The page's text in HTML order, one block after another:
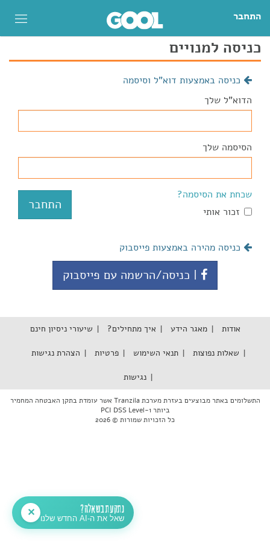
התחבר
כניסה למנויים
כניסה באמצעות דוא"ל וסיסמה
הדוא"ל שלך
הסיסמה שלך
שכחת את הסיסמה?
זכור אותי
כניסה מהירה באמצעות פייסבוק
| כניסה/הרשמה עם פייסבוק
אודות מאגר הידע איך מתחילים? שיעורי ניסיון חינם
שאלות נפוצות תנאי השימוש פרטיות הצהרת נגישות
נגישות
התשלומים באתר מבוצעים בעזרת מערכת Tranzila אשר עומדת בתקן האבטחה המחמיר
ביותר PCI DSS Level-1
כל הזכויות שמורות © 2026
נתקעת בשאלה?
שאל את ה-AI החדש שלנו
✕